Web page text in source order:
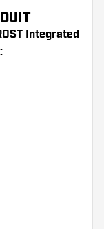
Integrated